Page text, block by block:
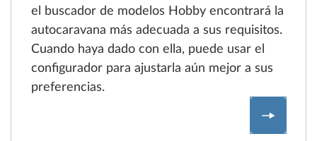
el buscador de modelos Hobby encontrará la
autocaravana más adecuada a sus requisitos.
Cuando haya dado con ella, puede usar el
configurador para ajustarla aún mejor a sus
preferencias.